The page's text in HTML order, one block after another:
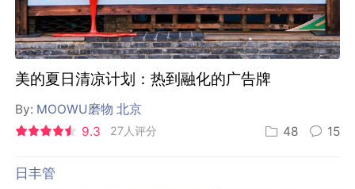
美的夏日清凉计划：热到融化的广告牌
By: MOOWU磨物 北京
9.3
27人评分 48 15
日丰管